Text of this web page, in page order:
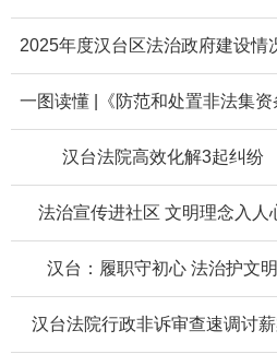
汉台法院高效化解3起纠纷
法治宣传进社区 文明理念入人
汉台：履职守初心 法治护文明
汉台法院行政非诉审查速调讨